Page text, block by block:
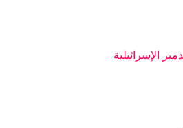
الإسرائيلية